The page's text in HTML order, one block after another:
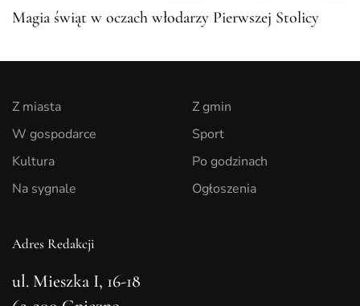
Magia świąt w oczach włodarzy Pierwszej Stolicy
Z miasta
W gospodarce
Kultura
Na sygnale
Z gmin
Sport
Po godzinach
Ogłoszenia
Adres Redakcji
ul. Mieszka I, 16-18